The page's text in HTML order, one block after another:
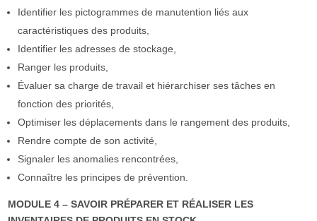
Identifier les pictogrammes de manutention liés aux
caractéristiques des produits,
Identifier les adresses de stockage,
Ranger les produits,
Évaluer sa charge de travail et hiérarchiser ses tâches en
fonction des priorités,
Optimiser les déplacements dans le rangement des produits,
Rendre compte de son activité,
Signaler les anomalies rencontrées,
Connaître les principes de prévention.
MODULE 4 – SAVOIR PRÉPARER ET RÉALISER LES